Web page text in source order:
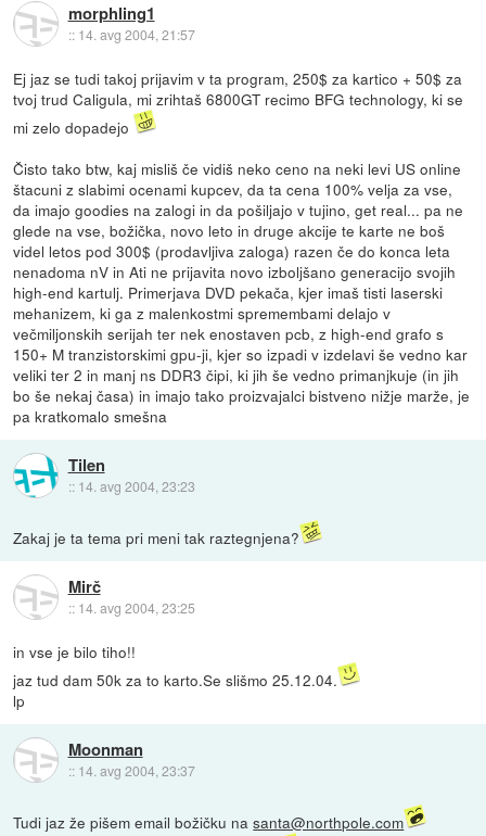
morphling1
:: 14. avg 2004, 21:57
Ej jaz se tudi takoj prijavim v ta program, 250$ za kartico + 50$ za
tvoj trud Caligula, mi zrihtaš 6800GT recimo BFG technology, ki se
mi zelo dopadejo
Čisto tako btw, kaj misliš če vidiš neko ceno na neki levi US online
štacuni z slabimi ocenami kupcev, da ta cena 100% velja za vse,
da imajo goodies na zalogi in da pošiljajo v tujino, get real... pa ne
glede na vse, božička, novo leto in druge akcije te karte ne boš
videl letos pod 300$ (prodavljiva zaloga) razen če do konca leta
nenadoma nV in Ati ne prijavita novo izboljšano generacijo svojih
high-end kartulj. Primerjava DVD pekača, kjer imaš tisti laserski
mehanizem, ki ga z malenkostmi spremembami delajo v
večmiljonskih serijah ter nek enostaven pcb, z high-end grafo s
150+ M tranzistorskimi gpu-ji, kjer so izpadi v izdelavi še vedno kar
veliki ter 2 in manj ns DDR3 čipi, ki jih še vedno primanjkuje (in jih
bo še nekaj časa) in imajo tako proizvajalci bistveno nižje marže, je
pa kratkomalo smešna
Tilen
:: 14. avg 2004, 23:23
Zakaj je ta tema pri meni tak raztegnjena?
Mirč
:: 14. avg 2004, 23:25
in vse je bilo tiho!!
jaz tud dam 50k za to karto.Se slišmo 25.12.04.
lp
Moonman
:: 14. avg 2004, 23:37
Tudi jaz že pišem email božičku nasanta@northpole.com